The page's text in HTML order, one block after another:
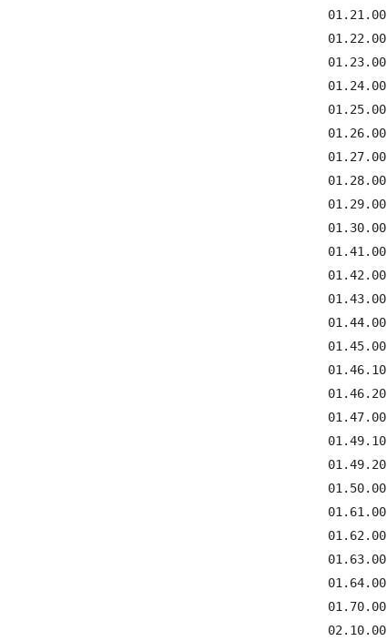
01.21.00
01.22.00
01.23.00
01.24.00
01.25.00
01.26.00
01.27.00
01.28.00
01.29.00
01.30.00
01.41.00
01.42.00
01.43.00
01.44.00
01.45.00
01.46.10
01.46.20
01.47.00
01.49.10
01.49.20
01.50.00
01.61.00
01.62.00
01.63.00
01.64.00
01.70.00
02.10.00